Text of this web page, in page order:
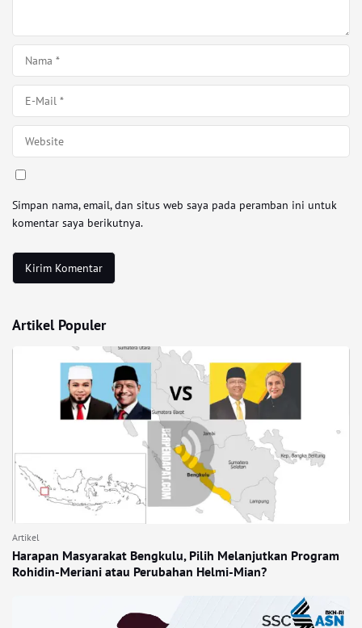
Simpan nama, email, dan situs web saya pada peramban ini untuk
komentar saya berikutnya.
Artikel Populer
Artikel
Harapan Masyarakat Bengkulu, Pilih Melanjutkan Program
Rohidin-Meriani atau Perubahan Helmi-Mian?